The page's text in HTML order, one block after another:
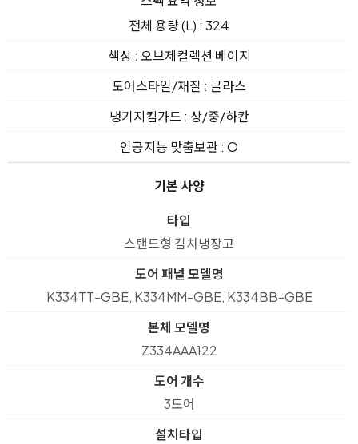
전체 용량 (L) : 324
색상 : 오브제컬렉션 베이지
도어스타일/재질 : 글라스
냉기지킴가드 : 상/중/하칸
인공지능 맞춤보관 : O
기본 사양
타입
스탠드형 김치냉장고
도어 패널 모델명
K334TT-GBE, K334MM-GBE, K334BB-GBE
본체 모델명
Z334AAA122
도어 개수
3도어
설치타입